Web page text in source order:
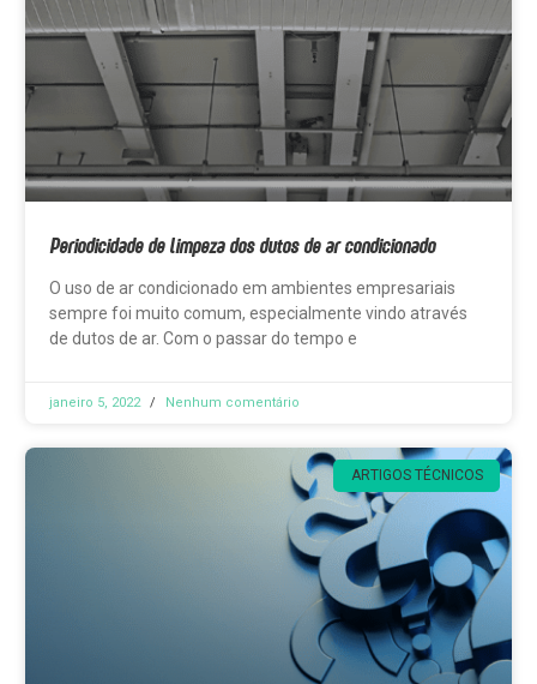
Periodicidade de limpeza dos dutos de ar condicionado
O uso de ar condicionado em ambientes empresariais
sempre foi muito comum, especialmente vindo através
de dutos de ar. Com o passar do tempo e
janeiro 5, 2022 Nenhum comentário
ARTIGOS TÉCNICOS